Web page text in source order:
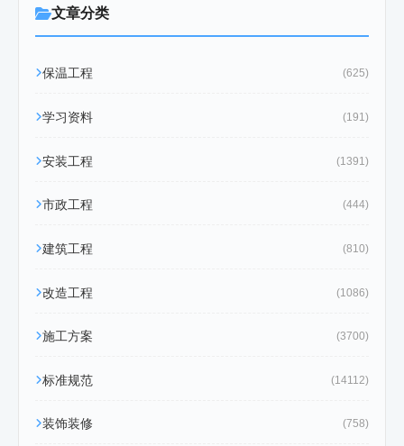
文章分类
保温工程 (625)
学习资料 (191)
安装工程 (1391)
市政工程 (444)
建筑工程 (810)
改造工程 (1086)
施工方案 (3700)
标准规范 (14112)
装饰装修 (758)